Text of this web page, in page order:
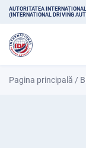
AUTORITATEA
(INTERNATIONAL DRIVING
Pagina principală /